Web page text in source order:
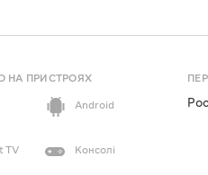
НА ПРИСТРОЯХ
Android
TV Консолі